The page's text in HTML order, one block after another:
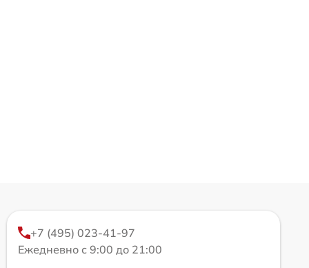
+7 (495) 023-41-97
Ежедневно с 9:00 до 21:00